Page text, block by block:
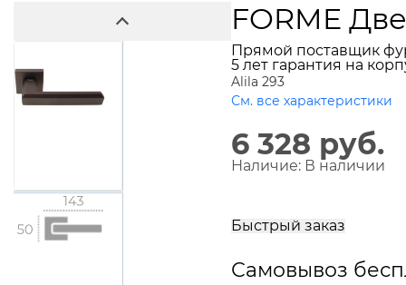
FORME
Прямой поставщик
5 лет гарантия на
Alila 293
См. все характеристики
6 328 руб.
Наличие: В наличии
Быстрый заказ
Самовывоз